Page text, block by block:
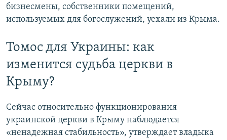
бизнесмены, собственники помещений,
используемых для богослужений, уехали из Крыма.
Томос для Украины: как
изменится судьба церкви в
Крыму?
Сейчас относительно функционирования
украинской церкви в Крыму наблюдается
«ненадежная стабильность», утверждает владыка